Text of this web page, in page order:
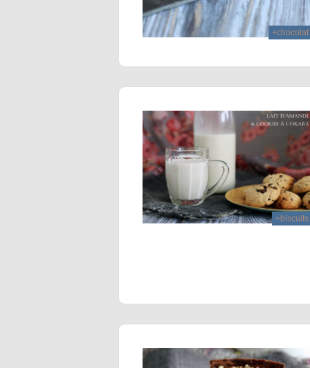
+chocolat
+biscuits